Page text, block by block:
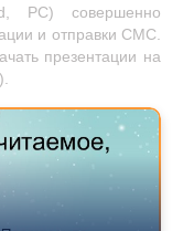
PC) совершенно
и отправки СМС.
презентации на